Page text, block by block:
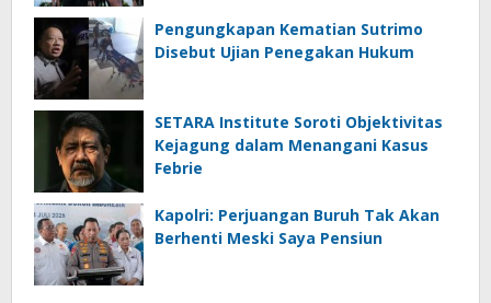
Pengungkapan Kematian Sutrimo
Disebut Ujian Penegakan Hukum
SETARA Institute Soroti Objektivitas
Kejagung dalam Menangani Kasus
Febrie
Kapolri: Perjuangan Buruh Tak Akan
Berhenti Meski Saya Pensiun